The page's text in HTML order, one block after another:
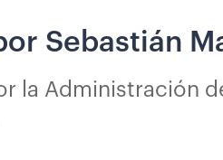
Sebastián
la Administración